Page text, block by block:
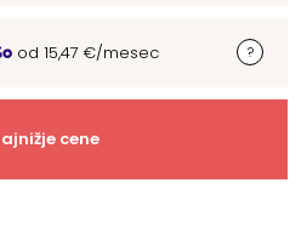
od 15,47 €/mesec
cene